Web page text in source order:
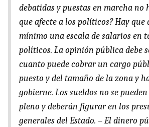
debatidas y puestas en marcha no
que afecte a los políticos? Hay
mínimo una escala de salarios en
políticos. La opinión pública debe
cuanto puede cobrar un cargo
puesto y del tamaño de la zona y
gobierne. Los sueldos no se
pleno y deberán figurar en los
generales del Estado. – El dinero